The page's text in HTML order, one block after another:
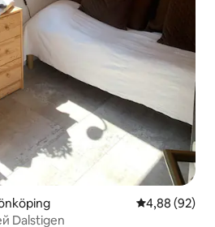
Середня
4,88 (92)
Dalstigen